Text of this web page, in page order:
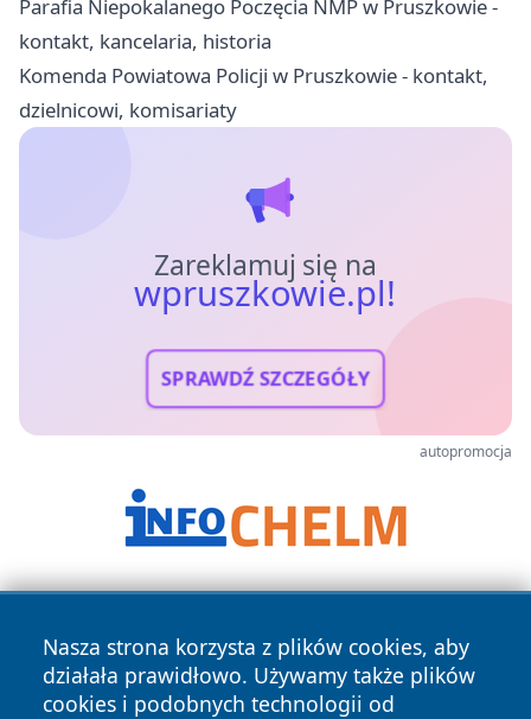
Parafia Niepokalanego Poczęcia NMP w Pruszkowie -
kontakt, kancelaria, historia
Komenda Powiatowa Policji w Pruszkowie - kontakt,
dzielnicowi, komisariaty
Zareklamuj się na
wpruszkowie.pl!
SPRAWDŹ SZCZEGÓŁY
autopromocja
Nasza strona korzysta z plików cookies, aby
działała prawidłowo. Używamy także plików
cookies i podobnych technologii od